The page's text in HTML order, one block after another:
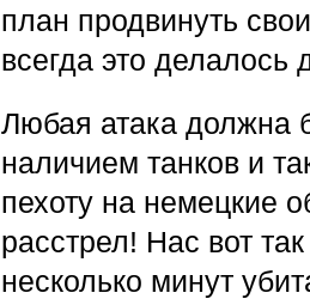
план продвинуть
всегда это делалось
Любая атака должна
наличием танков и
пехоту на немецкие
расстрел! Нас вот
несколько минут